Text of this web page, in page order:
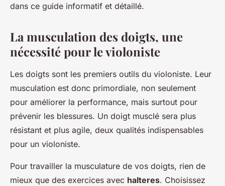
dans ce guide informatif et détaillé.
La musculation des doigts, une
nécessité pour le violoniste
Les doigts sont les premiers outils du violoniste. Leur
musculation est donc primordiale, non seulement
pour améliorer la performance, mais surtout pour
prévenir les blessures. Un doigt musclé sera plus
résistant et plus agile, deux qualités indispensables
pour un violoniste.
Pour travailler la musculature de vos doigts, rien de
mieux que des exercices avec halteres. Choisissez